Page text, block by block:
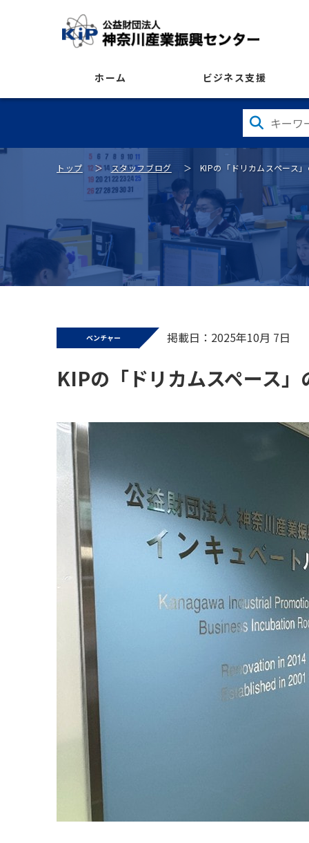
ホーム ビジネス支援
トップ スタッフブログ KIPの「ドリカムスペース
ベンチャー 掲載日：2025年10月 7日
KIPの「ドリカムスペース」